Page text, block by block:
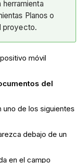
Planos o
proyecto.
móvil
del
uno de los siguientes
debajo de un
en el campo